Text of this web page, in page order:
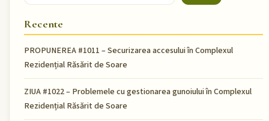
Recente
PROPUNEREA #1011 – Securizarea accesului în Complexul
Rezidențial Răsărit de Soare
ZIUA #1022 – Problemele cu gestionarea gunoiului în Complexul
Rezidențial Răsărit de Soare